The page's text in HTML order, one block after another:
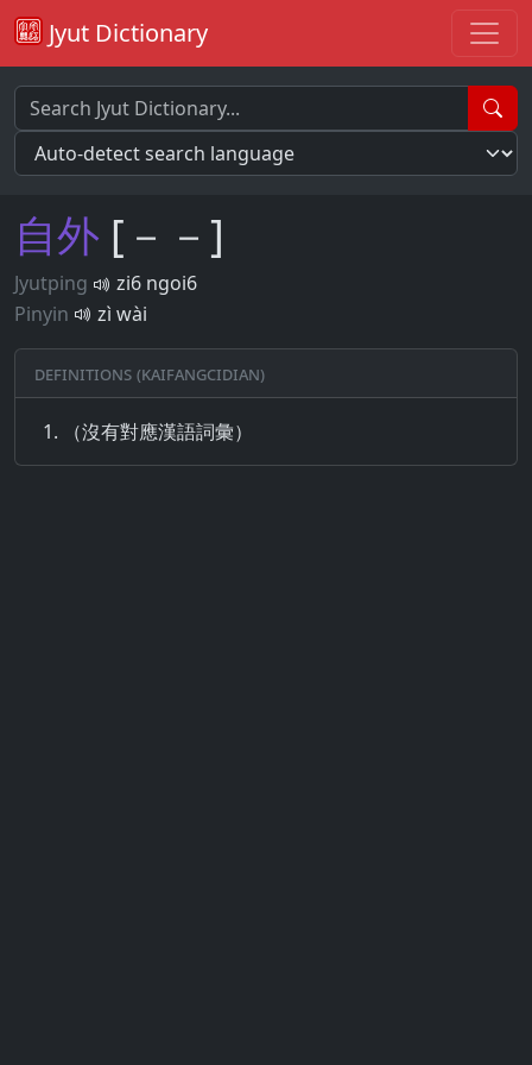
Jyut Dictionary
自外 [－－]
Jyutping
zi6 ngoi6
Pinyin
zì wài
Definitions (Kaifangcidian)
（沒有對應漢語詞彙）